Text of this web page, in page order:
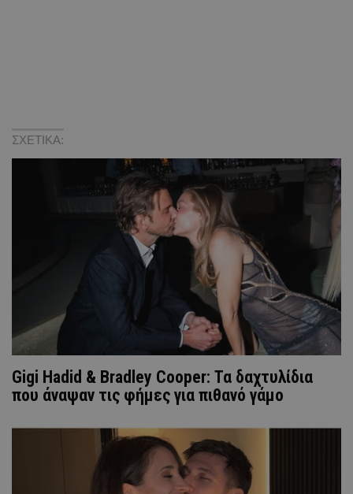
ΣΧΕΤΙΚΑ:
Gigi Hadid & Bradley Cooper: Τα δαχτυλίδια
που άναψαν τις φήμες για πιθανό γάμο